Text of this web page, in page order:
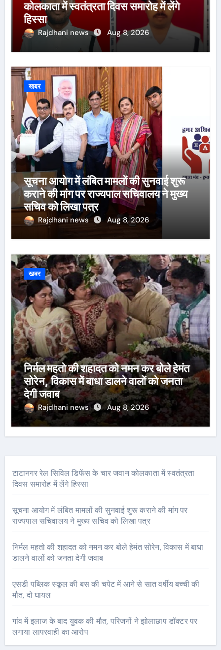
कोलकाता में स्वतंत्रता दिवस समारोह में लेंगे
हिस्सा
Rajdhani news Aug 8, 2026
खबर
सूचना आयोग में लंबित मामलों की सुनवाई शुरू
कराने की मांग पर राज्यपाल सचिवालय ने मुख्य
सचिव को लिखा पत्र
Rajdhani news Aug 8, 2026
खबर
निर्मल महतो की शहादत को नमन कर बोले हेमंत
सोरेन, विकास में बाधा डालने वालों को जनता
देगी जवाब
Rajdhani news Aug 8, 2026
टाटानगर रेल सिविल डिफेंस के चार जवान कोलकाता में स्वतंत्रता
दिवस समारोह में लेंगे हिस्सा
सूचना आयोग में लंबित मामलों की सुनवाई शुरू कराने की मांग पर
राज्यपाल सचिवालय ने मुख्य सचिव को लिखा पत्र
निर्मल महतो की शहादत को नमन कर बोले हेमंत सोरेन, विकास में बाधा
डालने वालों को जनता देगी जवाब
एसडी पब्लिक स्कूल की बस की चपेट में आने से सात वर्षीय बच्ची की
मौत, दो घायल
गांव में इलाज के बाद युवक की मौत, परिजनों ने झोलाछाप डॉक्टर पर
लगाया लापरवाही का आरोप